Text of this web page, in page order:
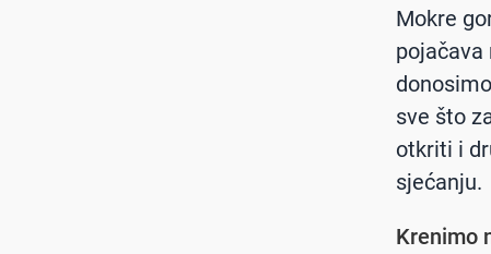
Mokre
pojačava
sve što
otkriti i
sjećanju.
Krenimo